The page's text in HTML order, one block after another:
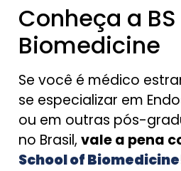
Conheça a
Biomedicine
Se você é médico
se especializar em
ou em outras pós-
no Brasil, vale a pena
School of Biomedicine